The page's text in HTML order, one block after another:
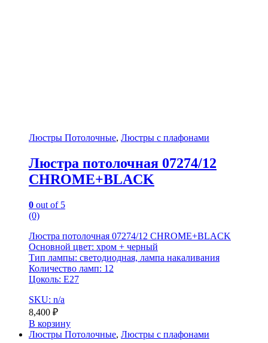
Люстры Потолочные, Люстры с плафонами
Люстра потолочная 07274/12
CHROME+BLACK
0 out of 5
(0)
Люстра потолочная 07274/12 CHROME+BLACK
Основной цвет: хром + черный
Тип лампы: светодиодная, лампа накаливания
Количество ламп: 12
Цоколь: E27
SKU: n/a
8,400 ₽
В корзину
Люстры Потолочные, Люстры с плафонами